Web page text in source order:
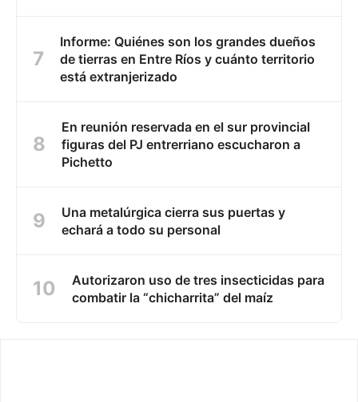
Informe: Quiénes son los grandes dueños
de tierras en Entre Ríos y cuánto territorio
está extranjerizado
En reunión reservada en el sur provincial
figuras del PJ entrerriano escucharon a
Pichetto
Una metalúrgica cierra sus puertas y
echará a todo su personal
Autorizaron uso de tres insecticidas para
combatir la “chicharrita” del maíz